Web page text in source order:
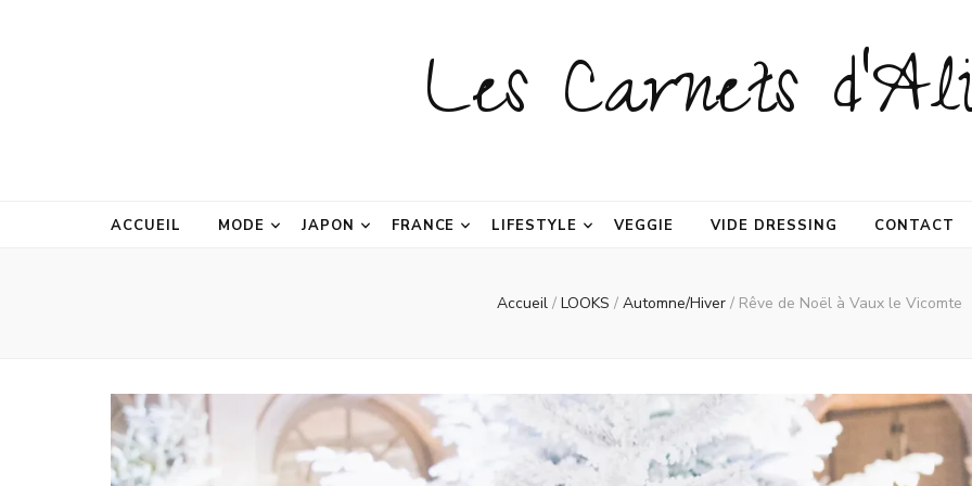
Les Carnets
ACCUEIL MODE JAPON FRANCE LIFESTYLE VEGGIE VIDE DRESSING CONTACT
Accueil / LOOKS / Automne/Hiver / Rêve de Noël à Vaux le Vicomte